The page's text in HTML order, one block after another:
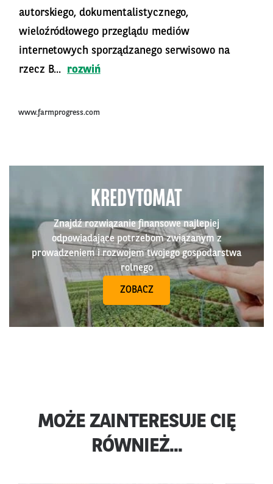
autorskiego, dokumentalistycznego,
wieloźródłowego przeglądu mediów
internetowych sporządzanego serwisowo na
rzecz B...
rozwiń
www.farmprogress.com
KREDYTOMAT
Znajdź rozwiązanie finansowe najlepiej
odpowiadające potrzebom związanym z
prowadzeniem i rozwojem twojego gospodarstwa
rolnego
ZOBACZ
MOŻE ZAINTERESUJE CIĘ
RÓWNIEŻ...